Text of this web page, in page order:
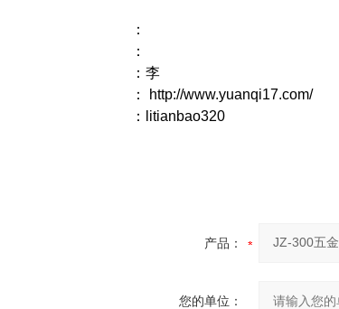
：
：
：李
：
http://www.yuanqi17.com/
：
litianbao320
产品：
您的单位：